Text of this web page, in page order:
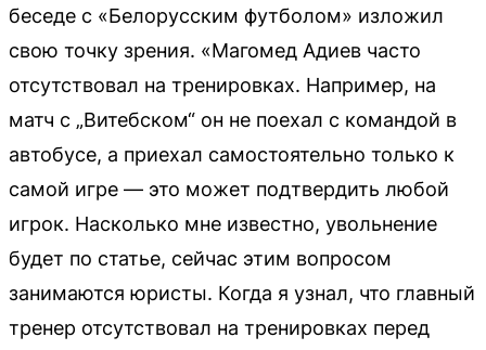
беседе с «Белорусским футболом» изложил
свою точку зрения. «Магомед Адиев часто
отсутствовал на тренировках. Например, на
матч с „Витебском“ он не поехал с командой в
автобусе, а приехал самостоятельно только к
самой игре — это может подтвердить любой
игрок. Насколько мне известно, увольнение
будет по статье, сейчас этим вопросом
занимаются юристы. Когда я узнал, что главный
тренер отсутствовал на тренировках перед